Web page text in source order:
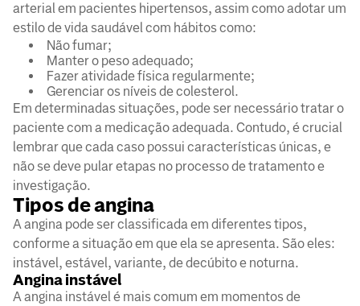
arterial em pacientes hipertensos, assim como adotar um
estilo de vida saudável com hábitos como:
Não fumar;
Manter o peso adequado;
Fazer atividade física regularmente;
Gerenciar os níveis de colesterol.
Em determinadas situações, pode ser necessário tratar o
paciente com a medicação adequada. Contudo, é crucial
lembrar que cada caso possui características únicas, e
não se deve pular etapas no processo de tratamento e
investigação.
Tipos de angina
A angina pode ser classificada em diferentes tipos,
conforme a situação em que ela se apresenta. São eles:
instável, estável, variante, de decúbito e noturna.
Angina instável
A angina instável é mais comum em momentos de